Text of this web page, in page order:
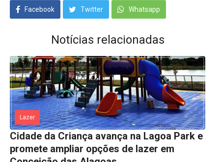
Facebook Twitter Whatsapp
Notícias relacionadas
Lazer
Cidade da Criança avança na Lagoa Park e
promete ampliar opções de lazer em